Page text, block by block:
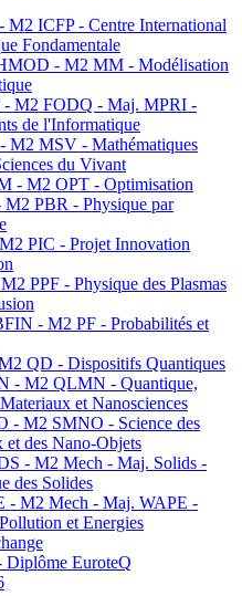
M2 ICFP - Centre International
Fondamentale
- M2 MM - Modélisation
M2 FODQ - Maj. MPRI -
de l'Informatique
M2 MSV - Mathématiques
du Vivant
- M2 OPT - Optimisation
PBR - Physique par
PIC - Projet Innovation
PPF - Physique des Plasmas
- M2 PF - Probabilités et
QD - Dispositifs Quantiques
- M2 QLMN - Quantique,
et Nanosciences
- M2 SMNO - Science des
et des Nano-Objets
- M2 Mech - Maj. Solids -
des Solides
- M2 Mech - Maj. WAPE -
et Energies
Diplôme EuroteQ